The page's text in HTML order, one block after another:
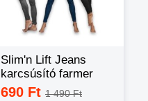
Slim'n Lift Jeans
karcsúsító farmer
leggings
690 Ft 1 490 Ft